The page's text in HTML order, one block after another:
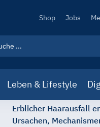
Secondary
Shop Jobs
Leben & Lifestyle
Erblicher Haarausfall
Ursachen,